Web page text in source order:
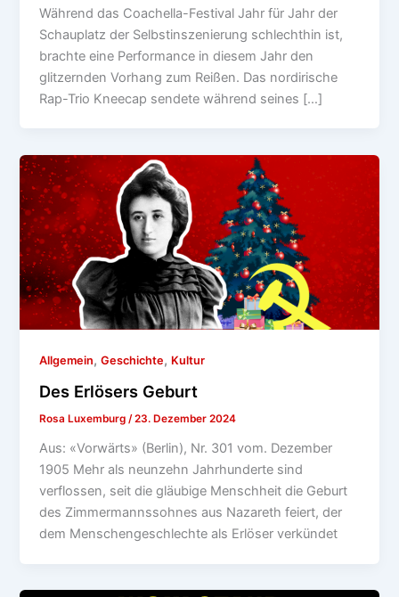
Während das Coachella-Festival Jahr für Jahr der
Schauplatz der Selbstinszenierung schlechthin ist,
brachte eine Performance in diesem Jahr den
glitzernden Vorhang zum Reißen. Das nordirische
Rap-Trio Kneecap sendete während seines […]
Allgemein,Geschichte, Kultur
Des Erlösers Geburt
Rosa Luxemburg/23. Dezember 2024
Aus: «Vorwärts» (Berlin), Nr. 301 vom. Dezember
1905 Mehr als neunzehn Jahrhunderte sind
verflossen, seit die gläubige Menschheit die Geburt
des Zimmermannssohnes aus Nazareth feiert, der
dem Menschengeschlechte als Erlöser verkündet